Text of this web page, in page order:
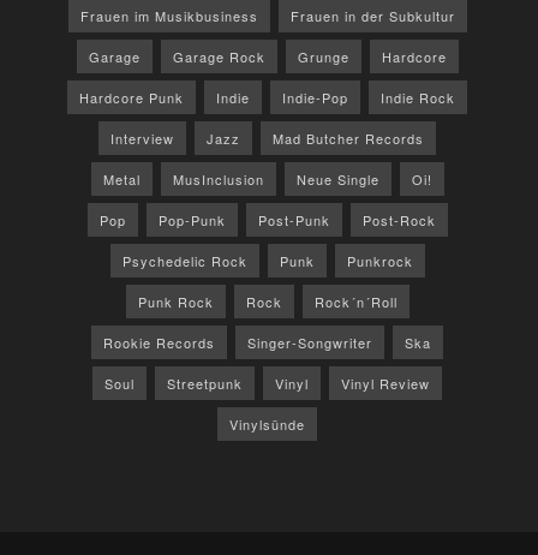
Frauen im Musikbusiness Frauen in der Subkultur
Garage Garage Rock Grunge Hardcore
Hardcore Punk Indie Indie-Pop Indie Rock
Interview Jazz Mad Butcher Records
Metal MusInclusion Neue Single Oi!
Pop Pop-Punk Post-Punk Post-Rock
Psychedelic Rock Punk Punkrock
Punk Rock Rock Rock´n´Roll
Rookie Records Singer-Songwriter Ska
Soul Streetpunk Vinyl Vinyl Review
Vinylsünde